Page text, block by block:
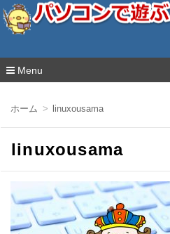
ぴよふぁくとりぃLabo
Menu
ン
ホーム linuxousama
linuxousama